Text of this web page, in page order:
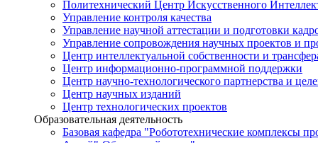
Политехнический Центр Искусственного
Управление контроля качества
Управление научной аттестации и подготовки
Управление сопровождения научных проектов и
Центр интеллектуальной собственности и
Центр информационно-программной поддержки
Центр научно-технологического партнерства и
Центр научных изданий
Центр технологических проектов
Образовательная деятельность
Базовая кафедра "Робототехнические комплексы